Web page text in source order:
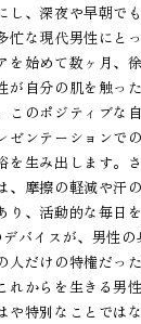
し、深夜や早朝で
忙な現代男性にと
を始めて数ヶ月、
が自分の肌を触っ
このポジティブな
ゼンテーションで
を生み出します。
、摩擦の軽減や汗
り、活動的な毎日
バイスが、男性
人だけの特権だっ
れからを生きる男
や特別なことでは